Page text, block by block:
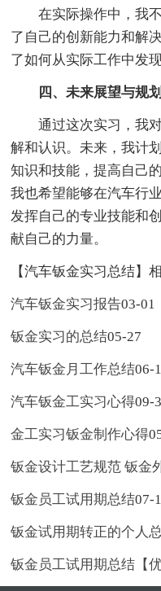
在实际操作中，我不
了自己的创新能力和解
了如何从实际工作中发
四、未来展望与规划
通过这次实习，我对
解和认识。未来，我计
知识和技能，提高自己
我也希望能够在汽车行
发挥自己的专业技能和
献自己的力量。
【汽车钣金实习总结】
汽车钣金实习报告03-01
钣金实习的总结05-27
汽车钣金月工作总结06-
汽车钣金工实习心得09-
金工实习钣金制作心得
钣金设计工艺规范 钣金
钣金员工试用期总结07-
钣金试用期转正的个人
钣金员工试用期总结【